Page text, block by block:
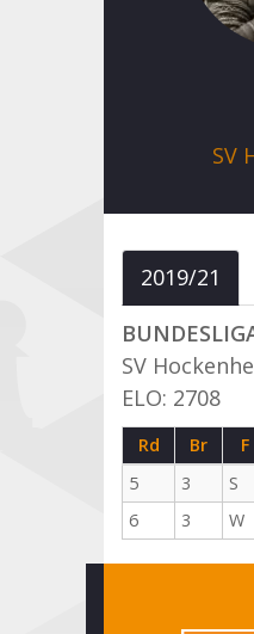
SV
2019/21
SV
ELO: 2708
Rd Br F
5
3 S
6
3 W